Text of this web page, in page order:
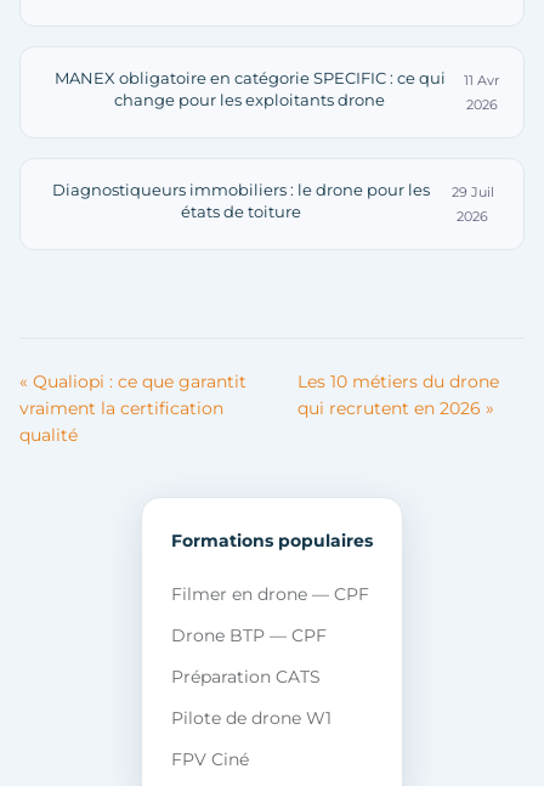
MANEX obligatoire en catégorie SPECIFIC : ce qui
change pour les exploitants drone
11 Avr
2026
Diagnostiqueurs immobiliers : le drone pour les
états de toiture
29 Juil
2026
« Qualiopi : ce que garantit
vraiment la certification
qualité
Les 10 métiers du drone
qui recrutent en 2026 »
Formations populaires
Filmer en drone — CPF
Drone BTP — CPF
Préparation CATS
Pilote de drone W1
FPV Ciné